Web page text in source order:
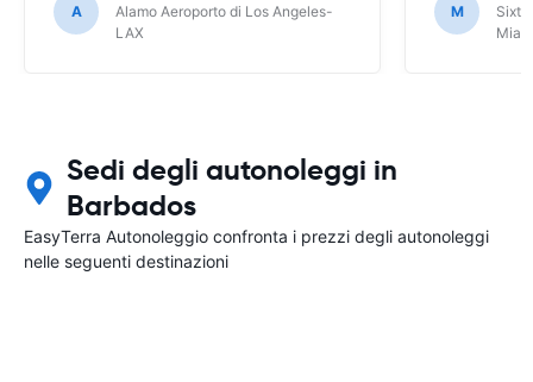
A
Alamo Aeroporto di Los Angeles-
LAX
M
Sixt
Sedi degli autonoleggi in
Barbados
EasyTerra Autonoleggio confronta i prezzi degli autonoleggi
nelle seguenti destinazioni